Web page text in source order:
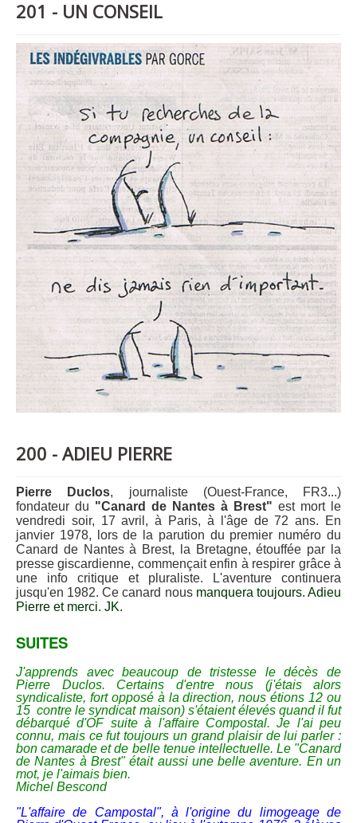
201 - UN CONSEIL
200 - ADIEU PIERRE
Pierre Duclos, journaliste (Ouest-France, FR3...)
fondateur du "Canard de Nantes à Brest" est mort le
vendredi soir, 17 avril, à Paris, à l'âge de 72 ans. En
janvier 1978, lors de la parution du premier numéro du
Canard de Nantes à Brest, la Bretagne, étouffée par la
presse giscardienne, commençait enfin à respirer grâce à
une info critique et pluraliste. L'aventure continuera
jusqu'en 1982. Ce canard nous manquera toujours. Adieu
Pierre et merci. JK.
SUITES
J'apprends avec beaucoup de tristesse le décès de
Pierre Duclos. Certains d'entre nous (j'étais alors
syndicaliste, fort opposé à la direction, nous étions 12 ou
15 contre le syndicat maison) s'étaient élevés quand il fut
débarqué d'OF suite à l'affaire Compostal. Je l'ai peu
connu, mais ce fut toujours un grand plaisir de lui parler :
bon camarade et de belle tenue intellectuelle. Le "Canard
de Nantes à Brest" était aussi une belle aventure. En un
mot, je l'aimais bien.
Michel Bescond
"L'affaire de Campostal", à l'origine du limogeage de